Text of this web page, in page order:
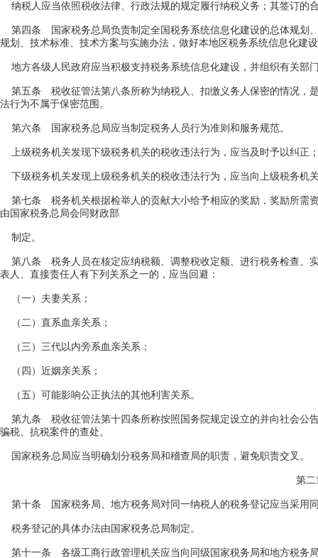
纳税人应当依照税收法律、行政法规的规定履行纳税义务；其签订的
第四条 国家税务总局负责制定全国税务系统信息化建设的总体规划
规划、技术标准、技术方案与实施办法，做好本地区税务系统信息化建
地方各级人民政府应当积极支持税务系统信息化建设，并组织有关部
第五条 税收征管法第八条所称为纳税人、扣缴义务人保密的情况，
法行为不属于保密范围。
第六条 国家税务总局应当制定税务人员行为准则和服务规范。
上级税务机关发现下级税务机关的税收违法行为，应当及时予以纠正
下级税务机关发现上级税务机关的税收违法行为，应当向上级税务机
第七条 税务机关根据检举人的贡献大小给予相应的奖励，奖励所需
由国家税务总局会同财政部
制定。
第八条 税务人员在核定应纳税额、调整税收定额、进行税务检查、
表人、直接责任人有下列关系之一的，应当回避：
（一）夫妻关系；
（二）直系血亲关系；
（三）三代以内旁系血亲关系；
（四）近姻亲关系；
（五）可能影响公正执法的其他利害关系。
第九条 税收征管法第十四条所称按照国务院规定设立的并向社会公
骗税、抗税案件的查处。
国家税务总局应当明确划分税务局和稽查局的职责，避免职责交叉。
第二
第十条 国家税务局、地方税务局对同一纳税人的税务登记应当采用
税务登记的具体办法由国家税务总局制定。
第十一条 各级工商行政管理机关应当向同级国家税务局和地方税务